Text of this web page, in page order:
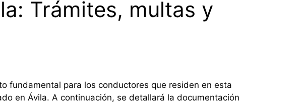
Trámites, multas y
fundamental para los conductores que residen en esta
en Ávila. A continuación, se detallará la documentación